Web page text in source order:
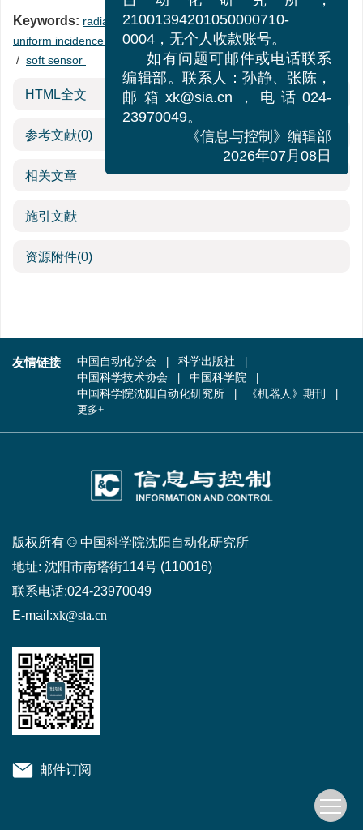
Keywords: radial basis function (RBF) neural network
uniform incidence degree/ marine microbe/marine protease
/ soft sensor
HTML全文
参考文献(0)
相关文章
施引文献
资源附件(0)
友情链接 中国自动化学会
科学出版社
中国科学技术协会
中国科学院
中国科学院沈阳自动化研究所
《机器人》期刊
更多+
版权所有 © 中国科学院沈阳自动化研究所
地址: 沈阳市南塔街114号 (110016)
联系电话:024-23970049
E-mail:xk@sia.cn
邮件订阅
自动化研究所，
21001394201050000710-
0004，无个人收款账号。
如有问题可邮件或电话联系
编辑部。联系人：孙静、张陈，
邮箱xk@sia.cn，电话024-
23970049。
《信息与控制》编辑部
2026年07月08日